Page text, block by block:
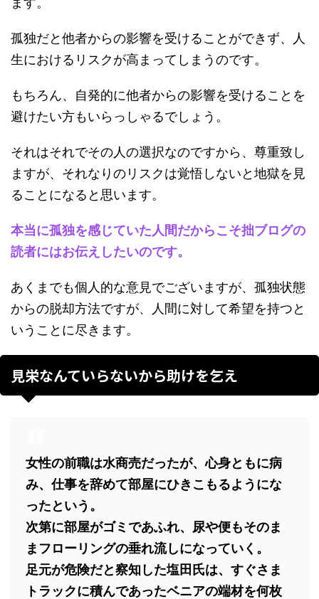
孤独だと他者からの影響を受けることができず、人
生におけるリスクが高まってしまうのです。
もちろん、自発的に他者からの影響を受けることを
避けたい方もいらっしゃるでしょう。
それはそれでその人の選択なのですから、尊重致し
ますが、それなりのリスクは覚悟しないと地獄を見
ることになると思います。
本当に孤独を感じていた人間だからこそ拙ブログの
読者にはお伝えしたいのです。
あくまでも個人的な意見でございますが、孤独状態
からの脱却方法ですが、人間に対して希望を持つと
いうことに尽きます。
見栄なんていらないから助けを乞え
女性の前職は水商売だったが、心身ともに病
み、仕事を辞めて部屋にひきこもるようにな
ったという。
次第に部屋がゴミであふれ、尿や便もそのま
まフローリングの垂れ流しになっていく。
足元が危険だと察知した塩田氏は、すぐさま
トラックに積んであったベニアの端材を何枚